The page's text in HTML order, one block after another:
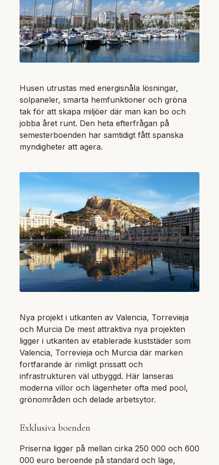
Husen utrustas med energisnåla lösningar,
solpaneler, smarta hemfunktioner och gröna
tak för att skapa miljöer där man kan bo och
jobba året runt. Den heta efterfrågan på
semesterboenden har samtidigt fått spanska
myndigheter att agera.
Nya projekt i utkanten av Valencia, Torrevieja
och Murcia De mest attraktiva nya projekten
ligger i utkanten av etablerade kuststäder som
Valencia, Torrevieja och Murcia där marken
fortfarande är rimligt prissatt och
infrastrukturen väl utbyggd. Här lanseras
moderna villor och lägenheter ofta med pool,
grönområden och delade arbetsytor.
Exklusiva boenden
Priserna ligger på mellan cirka 250 000 och 600
000 euro beroende på standard och läge,